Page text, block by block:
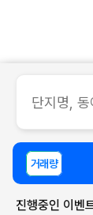
거래량
진행중인 이벤